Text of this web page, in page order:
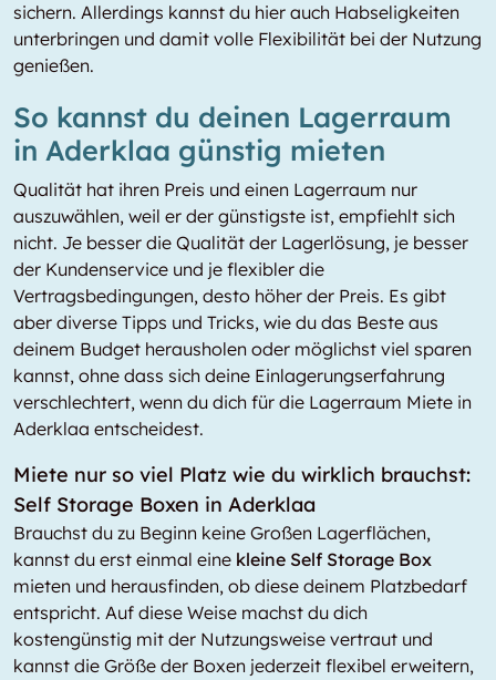
sichern. Allerdings kannst du hier auch Habseligkeiten
unterbringen und damit volle Flexibilität bei der Nutzung
genießen.
So kannst du deinen Lagerraum
in Aderklaa günstig mieten
Qualität hat ihren Preis und einen Lagerraum nur
auszuwählen, weil er der günstigste ist, empfiehlt sich
nicht. Je besser die Qualität der Lagerlösung, je besser
der Kundenservice und je flexibler die
Vertragsbedingungen, desto höher der Preis. Es gibt
aber diverse Tipps und Tricks, wie du das Beste aus
deinem Budget herausholen oder möglichst viel sparen
kannst, ohne dass sich deine Einlagerungserfahrung
verschlechtert, wenn du dich für die Lagerraum Miete in
Aderklaa entscheidest.
Miete nur so viel Platz wie du wirklich brauchst:
Self Storage Boxen in Aderklaa
Brauchst du zu Beginn keine Großen Lagerflächen,
kannst du erst einmal eine kleine Self Storage Box
mieten und herausfinden, ob diese deinem Platzbedarf
entspricht. Auf diese Weise machst du dich
kostengünstig mit der Nutzungsweise vertraut und
kannst die Größe der Boxen jederzeit flexibel erweitern,